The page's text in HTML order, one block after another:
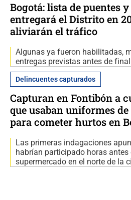
Bogotá: lista de puentes
entregará el Distrito en
aliviarán el tráfico
Algunas ya fueron habilitadas,
entregas previstas antes de
Delincuentes capturados
Capturan en Fontibón a
que usaban uniformes
para cometer hurtos en
Las primeras indagaciones
habrían participado horas antes
supermercado en el norte de la